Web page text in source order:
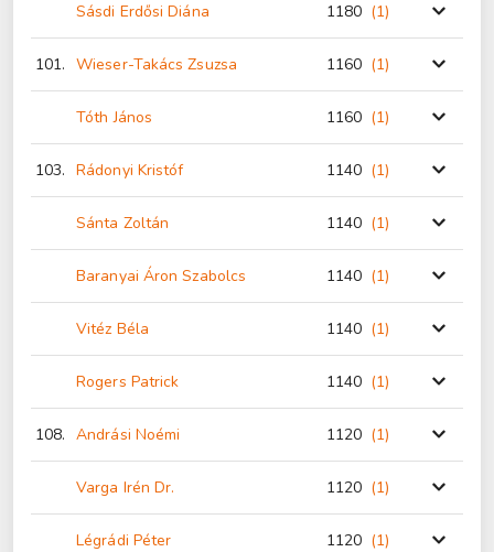
Sásdi Erdősi Diána 1180 (1)
101. Wieser-Takács Zsuzsa 1160 (1)
Tóth János 1160 (1)
103. Rádonyi Kristóf 1140 (1)
Sánta Zoltán 1140 (1)
Baranyai Áron Szabolcs 1140 (1)
Vitéz Béla 1140 (1)
Rogers Patrick 1140 (1)
108. Andrási Noémi 1120 (1)
Varga Irén Dr. 1120 (1)
Légrádi Péter 1120 (1)